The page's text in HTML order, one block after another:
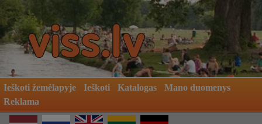
Ieškoti žemėlapyje Ieškoti Katalogas
Mano duomenys
Reklama